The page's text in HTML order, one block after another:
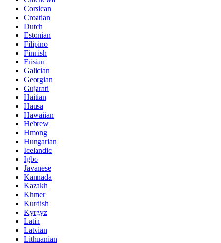
Corsican
Croatian
Dutch
Estonian
Filipino
Finnish
Frisian
Galician
Georgian
Gujarati
Haitian
Hausa
Hawaiian
Hebrew
Hmong
Hungarian
Icelandic
Igbo
Javanese
Kannada
Kazakh
Khmer
Kurdish
Kyrgyz
Latin
Latvian
Lithuanian